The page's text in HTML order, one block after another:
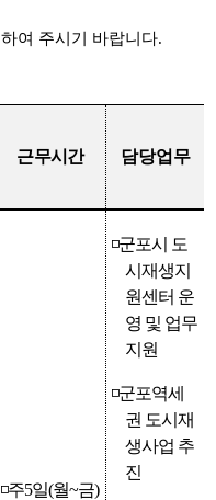
여 주시기 바랍니다.
근무시간 담당업무
◽주5일(월~금)
◽군포시 도
시재생지
원센터 운
영 및 업무
지원
◽군포역세
권 도시재
생사업 추
진